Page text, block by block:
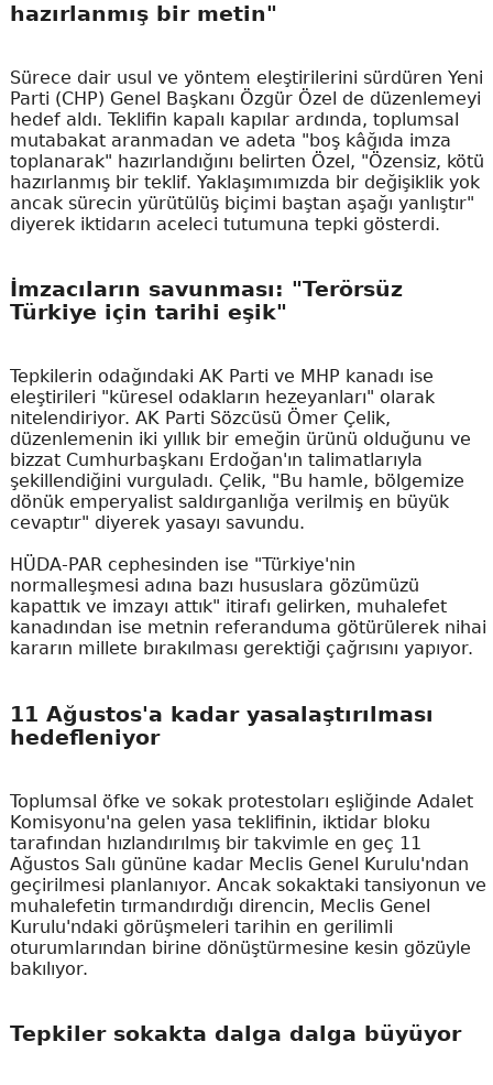
hazırlanmış bir metin"
Sürece dair usul ve yöntem eleştirilerini sürdüren Yeni
Parti (CHP) Genel Başkanı Özgür Özel de düzenlemeyi
hedef aldı. Teklifin kapalı kapılar ardında, toplumsal
mutabakat aranmadan ve adeta "boş kâğıda imza
toplanarak" hazırlandığını belirten Özel, "Özensiz, kötü
hazırlanmış bir teklif. Yaklaşımımızda bir değişiklik yok
ancak sürecin yürütülüş biçimi baştan aşağı yanlıştır"
diyerek iktidarın aceleci tutumuna tepki gösterdi.
İmzacıların savunması: "Terörsüz
Türkiye için tarihi eşik"
Tepkilerin odağındaki AK Parti ve MHP kanadı ise
eleştirileri "küresel odakların hezeyanları" olarak
nitelendiriyor. AK Parti Sözcüsü Ömer Çelik,
düzenlemenin iki yıllık bir emeğin ürünü olduğunu ve
bizzat Cumhurbaşkanı Erdoğan'ın talimatlarıyla
şekillendiğini vurguladı. Çelik, "Bu hamle, bölgemize
dönük emperyalist saldırganlığa verilmiş en büyük
cevaptır" diyerek yasayı savundu.
HÜDA-PAR cephesinden ise "Türkiye'nin
normalleşmesi adına bazı hususlara gözümüzü
kapattık ve imzayı attık" itirafı gelirken, muhalefet
kanadından ise metnin referanduma götürülerek nihai
kararın millete bırakılması gerektiği çağrısını yapıyor.
11 Ağustos'a kadar yasalaştırılması
hedefleniyor
Toplumsal öfke ve sokak protestoları eşliğinde Adalet
Komisyonu'na gelen yasa teklifinin, iktidar bloku
tarafından hızlandırılmış bir takvimle en geç 11
Ağustos Salı gününe kadar Meclis Genel Kurulu'ndan
geçirilmesi planlanıyor. Ancak sokaktaki tansiyonun ve
muhalefetin tırmandırdığı direncin, Meclis Genel
Kurulu'ndaki görüşmeleri tarihin en gerilimli
oturumlarından birine dönüştürmesine kesin gözüyle
bakılıyor.
Tepkiler sokakta dalga dalga büyüyor